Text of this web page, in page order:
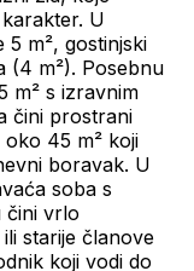
U
m², gostinjski
(4 m²). Posebnu
m² s izravnim
čini prostrani
45 m² koji
boravak. U
soba s
čini vrlo
starije članove
koji vodi do